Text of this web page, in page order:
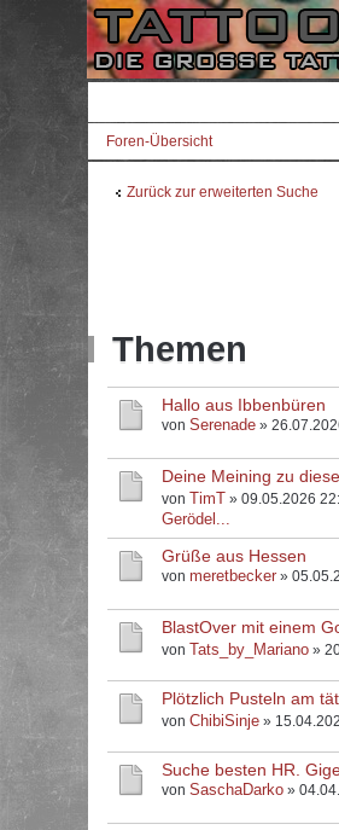
Foren-Übersicht
Zurück zur erweiterten Suche
Themen
Hallo aus Ibbenbüren
von Serenade »
Deine Meining zu
von TimT » 09.05.2026
Gerödel...
Grüße aus Hessen
von meretbecker »
BlastOver mit einem
von Tats_by_Mariano »
Plötzlich Pusteln am
von ChibiSinje »
Suche besten HR.
von SaschaDarko »